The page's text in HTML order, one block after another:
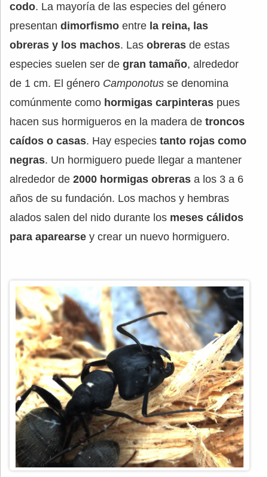
codo. La mayoría de las especies del género
presentan dimorfismo entre la reina, las
obreras y los machos. Las obreras de estas
especies suelen ser de gran tamaño, alrededor
de 1 cm. El género Camponotus se denomina
comúnmente como hormigas carpinteras pues
hacen sus hormigueros en la madera de troncos
caídos o casas. Hay especies tanto rojas como
negras. Un hormiguero puede llegar a mantener
alrededor de 2000 hormigas obreras a los 3 a 6
años de su fundación. Los machos y hembras
alados salen del nido durante los meses cálidos
para aparearse y crear un nuevo hormiguero.